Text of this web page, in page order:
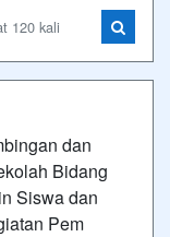
120 kali
dan
Bidang
Siswa dan
Pem